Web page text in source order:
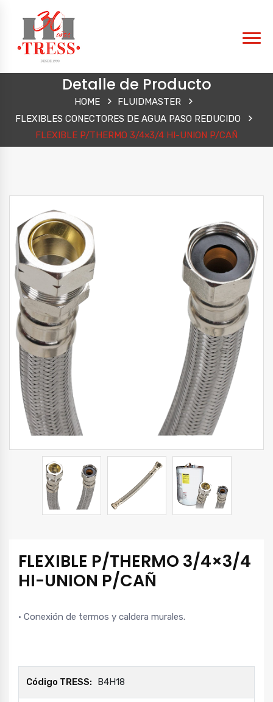
Detalle de Producto
HOME
FLUIDMASTER
FLEXIBLES CONECTORES DE AGUA PASO REDUCIDO
FLEXIBLE P/THERMO 3/4×3/4 HI-UNION P/CAÑ
FLEXIBLE P/THERMO 3/4×3/4
HI-UNION P/CAÑ
• Conexión de termos y caldera murales.
Código TRESS: B4H18